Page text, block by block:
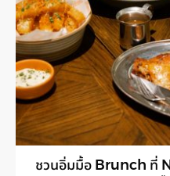
ชวนอิ่มมื้อ Brunch ที่